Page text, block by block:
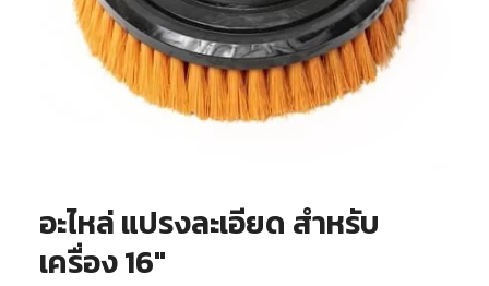
อะไหล่ แปรงละเอียด สำหรับ
เครื่อง 16″